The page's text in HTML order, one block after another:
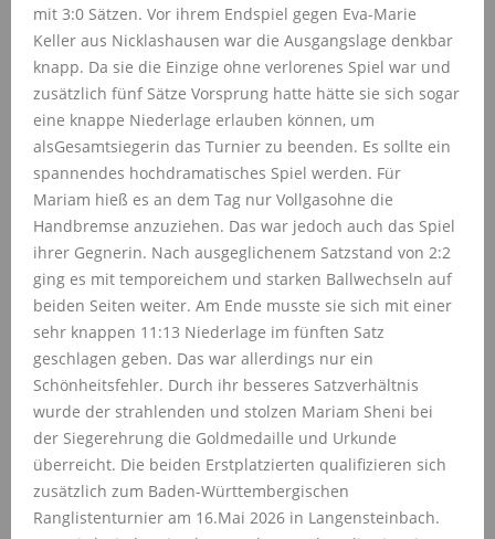
mit 3:0 Sätzen. Vor ihrem Endspiel gegen Eva-Marie
Keller aus Nicklashausen war die Ausgangslage denkbar
knapp. Da sie die Einzige ohne verlorenes Spiel war und
zusätzlich fünf Sätze Vorsprung hatte hätte sie sich sogar
eine knappe Niederlage erlauben können, um
alsGesamtsiegerin das Turnier zu beenden. Es sollte ein
spannendes hochdramatisches Spiel werden. Für
Mariam hieß es an dem Tag nur Vollgasohne die
Handbremse anzuziehen. Das war jedoch auch das Spiel
ihrer Gegnerin. Nach ausgeglichenem Satzstand von 2:2
ging es mit temporeichem und starken Ballwechseln auf
beiden Seiten weiter. Am Ende musste sie sich mit einer
sehr knappen 11:13 Niederlage im fünften Satz
geschlagen geben. Das war allerdings nur ein
Schönheitsfehler. Durch ihr besseres Satzverhältnis
wurde der strahlenden und stolzen Mariam Sheni bei
der Siegerehrung die Goldmedaille und Urkunde
überreicht. Die beiden Erstplatzierten qualifizieren sich
zusätzlich zum Baden-Württembergischen
Ranglistenturnier am 16.Mai 2026 in Langensteinbach.